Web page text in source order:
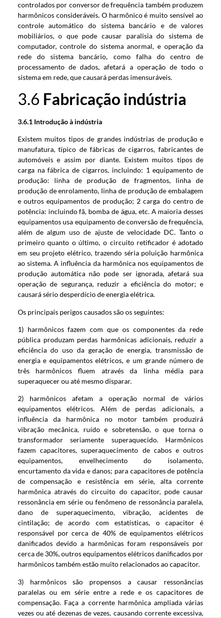
controlados por conversor de frequência também produzem
harmônicos consideráveis. O harmônico é muito sensível ao
controle automático do sistema bancário e de valores
mobiliários, o que pode causar paralisia do sistema de
computador, controle do sistema anormal, e operação da
rede do sistema bancário, como falha do centro de
processamento de dados, afetará a operação de todo o
sistema em rede, que causará perdas imensuráveis.
3.6 Fabricaçãoindústria
3.6.1 Introdução à indústria
Existem muitos tipos de grandes indústrias de produção e
manufatura, típico de fábricas de cigarros, fabricantes de
automóveis e assim por diante. Existem muitos tipos de
carga na fábrica de cigarros, incluindo: 1 equipamento de
produção: linha de produção de fragmentos, linha de
produção de enrolamento, linha de produção de embalagem
e outros equipamentos de produção; 2 carga do centro de
potência: incluindo fã, bomba de água, etc. A maioria desses
equipamentos usa equipamento de conversão de frequência,
além de algum uso de ajuste de velocidade DC. Tanto o
primeiro quanto o último, o circuito retificador é adotado
em seu projeto elétrico, trazendo séria poluição harmônica
ao sistema. A influência da harmônica nos equipamentos de
produção automática não pode ser ignorada, afetará sua
operação de segurança, reduzir a eficiência do motor; e
causará sério desperdício de energia elétrica.
Os principais perigos causados ​​são os seguintes:
1) harmônicos fazem com que os componentes da rede
pública produzam perdas harmônicas adicionais, reduzir a
eficiência do uso da geração de energia, transmissão de
energia e equipamentos elétricos, e um grande número de
três harmônicos fluem através da linha média para
superaquecer ou até mesmo disparar.
2) harmônicos afetam a operação normal de vários
equipamentos elétricos. Além de perdas adicionais, a
influência da harmônica no motor também produzirá
vibração mecânica, ruído e sobretensão, o que torna o
transformador seriamente superaquecido. Harmônicos
fazem capacitores, superaquecimento de cabos e outros
equipamentos, envelhecimento do isolamento,
encurtamento da vida e danos; para capacitores de potência
de compensação e resistência em série, alta corrente
harmônica através do circuito do capacitor, pode causar
ressonância em série ou fenômeno de ressonância paralela,
dano de superaquecimento, vibração, acidentes de
cintilação; de acordo com estatísticas, o capacitor é
responsável por cerca de 40% de equipamentos elétricos
danificados devido a harmônicas foram responsáveis ​​por
cerca de 30%, outros equipamentos elétricos danificados por
harmônicos também estão muito relacionados ao capacitor.
3) harmônicos são propensos a causar ressonâncias
paralelas ou em série entre a rede e os capacitores de
compensação. Faça a corrente harmônica ampliada várias
vezes ou até dezenas de vezes, causando corrente excessiva,